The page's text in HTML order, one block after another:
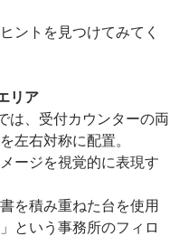
ントを見つけてみてく
リア
は、受付カウンターの両
左右対称に配置。
ージを視覚的に表現す
を積み重ねた台を使用
という事務所のフィロ